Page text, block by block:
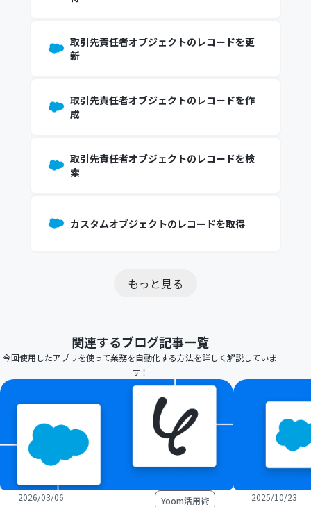
取引先責任者オブジェクトのレコードを更
新
取引先責任者オブジェクトのレコードを作
成
取引先責任者オブジェクトのレコードを検
索
カスタムオブジェクトのレコードを取得
もっと見る
関連するブログ記事一覧
今回使用したアプリを使って業務を自動化する方法を詳しく解説していま
す！
2026/03/06 Yoom活用術 2025/10/23